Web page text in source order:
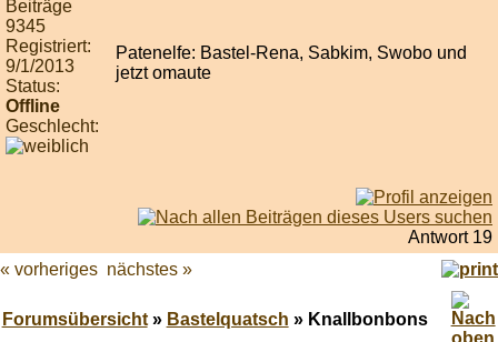
Beiträge
9345
Registriert:
9/1/2013
Status:
Offline
Geschlecht:
Patenelfe: Bastel-Rena, Sabkim, Swobo und
jetzt omaute
Antwort 19
« vorheriges nächstes »
Forumsübersicht» Bastelquatsch » Knallbonbons